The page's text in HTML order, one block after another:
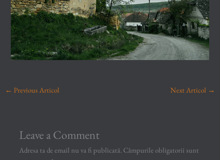
← Previous Articol Next Articol →
Leave a Comment
Adresa ta de email nu va fi publicată. Câmpurile obligatorii sunt